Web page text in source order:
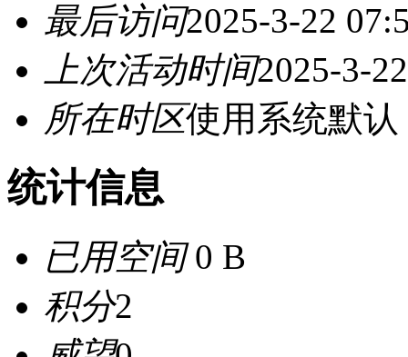
最后访问2025-3-22
上次活动时间2025-3-
所在时区使用系统默认
统计信息
已用空间0 B
积分2